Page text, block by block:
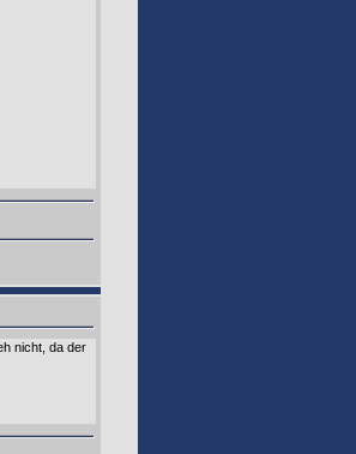
nicht, da der